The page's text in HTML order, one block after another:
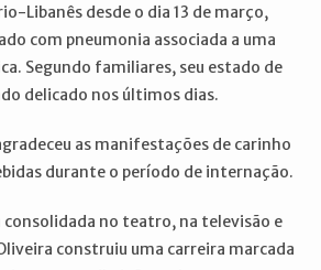
Libanês desde o dia 13 de março,
com pneumonia associada a uma
Segundo familiares, seu estado de
delicado nos últimos dias.
as manifestações de carinho
durante o período de internação.
no teatro, na televisão e
construiu uma carreira marcada